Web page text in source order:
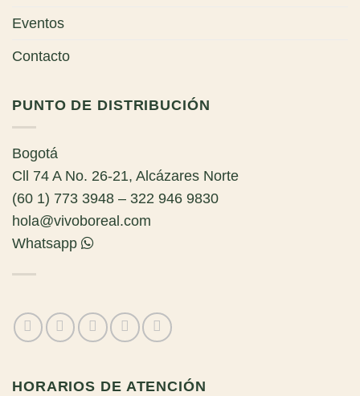
Eventos
Contacto
PUNTO DE DISTRIBUCIÓN
Bogotá
Cll 74 A No. 26-21, Alcázares Norte
(60 1) 773 3948 – 322 946 9830
hola@vivoboreal.com
Whatsapp
HORARIOS DE ATENCIÓN